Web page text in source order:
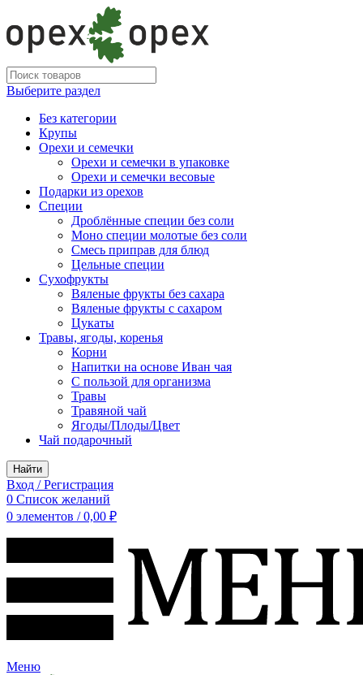
Выберите раздел
Без категории
Крупы
Орехи и семечки
Орехи и семечки в упаковке
Орехи и семечки весовые
Подарки из орехов
Специи
Дроблённые специи без соли
Моно специи молотые без соли
Смесь приправ для блюд
Цельные специи
Сухофрукты
Вяленые фрукты без сахара
Вяленые фрукты с сахаром
Цукаты
Травы, ягоды, коренья
Корни
Напитки на основе Иван чая
С пользой для организма
Травы
Травяной чай
Ягоды/Плоды/Цвет
Чай подарочный
Найти
Вход / Регистрация
0 Список желаний
0 элементов / 0,00 ₽
Меню